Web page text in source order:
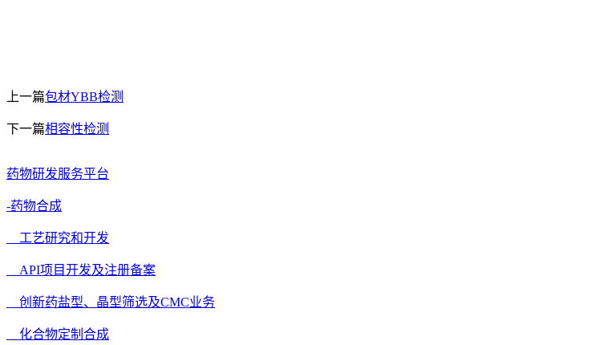
上一篇包材YBB检测
下一篇相容性检测
药物研发服务平台
-药物合成
工艺研究和开发
API项目开发及注册备案
创新药盐型、晶型筛选及CMC业务
化合物定制合成